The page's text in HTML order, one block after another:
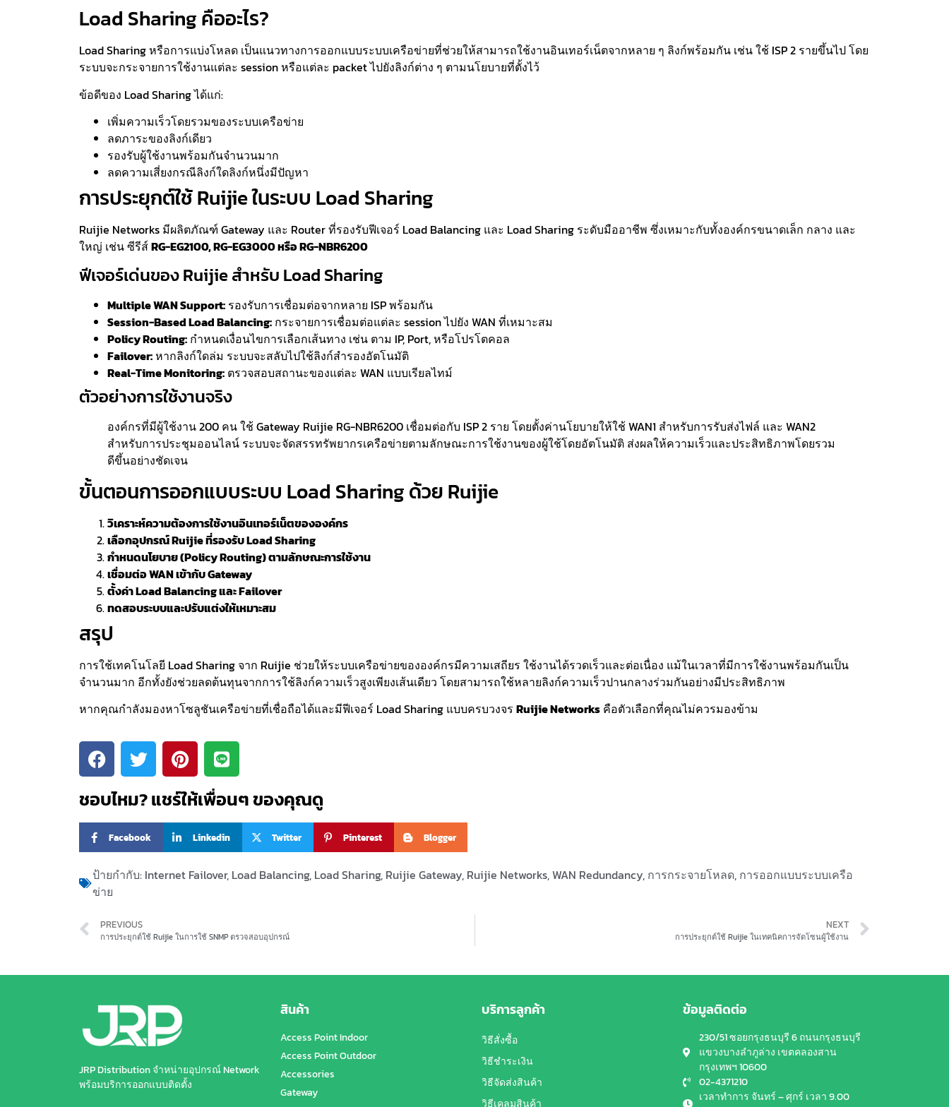
Load Sharing คืออะไร?
Load Sharing หรือการแบ่งโหลด เป็นแนวทางการออกแบบระบบเครือข่ายที่ช่วยให้สามารถใช้งานอินเทอร์เน็ตจากหลาย ๆ ลิงก์พร้อมกัน เช่น ใช้ ISP 2 รายขึ้นไป โดย
ระบบจะกระจายการใช้งานแต่ละ session หรือแต่ละ packet ไปยังลิงก์ต่าง ๆ ตามนโยบายที่ตั้งไว้
ข้อดีของ Load Sharing ได้แก่:
เพิ่มความเร็วโดยรวมของระบบเครือข่าย
ลดภาระของลิงก์เดียว
รองรับผู้ใช้งานพร้อมกันจำนวนมาก
ลดความเสี่ยงกรณีลิงก์ใดลิงก์หนึ่งมีปัญหา
การประยุกต์ใช้ Ruijie ในระบบ Load Sharing
Ruijie Networks มีผลิตภัณฑ์ Gateway และ Router ที่รองรับฟีเจอร์ Load Balancing และ Load Sharing ระดับมืออาชีพ ซึ่งเหมาะกับทั้งองค์กรขนาดเล็ก กลาง และ
ใหญ่ เช่น ซีรีส์RG-EG2100, RG-EG3000 หรือ RG-NBR6200
ฟีเจอร์เด่นของ Ruijie สำหรับ Load Sharing
Multiple WAN Support: รองรับการเชื่อมต่อจากหลาย ISP พร้อมกัน
Session-Based Load Balancing: กระจายการเชื่อมต่อแต่ละ session ไปยัง WAN ที่เหมาะสม
Policy Routing: กำหนดเงื่อนไขการเลือกเส้นทาง เช่น ตาม IP, Port, หรือโปรโตคอล
Failover:หากลิงก์ใดล่ม ระบบจะสลับไปใช้ลิงก์สำรองอัตโนมัติ
Real-Time Monitoring: ตรวจสอบสถานะของแต่ละ WAN แบบเรียลไทม์
ตัวอย่างการใช้งานจริง
องค์กรที่มีผู้ใช้งาน 200 คน ใช้ Gateway Ruijie RG-NBR6200 เชื่อมต่อกับ ISP 2 ราย โดยตั้งค่านโยบายให้ใช้ WAN1 สำหรับการรับส่งไฟล์ และ WAN2
สำหรับการประชุมออนไลน์ ระบบจะจัดสรรทรัพยากรเครือข่ายตามลักษณะการใช้งานของผู้ใช้โดยอัตโนมัติ ส่งผลให้ความเร็วและประสิทธิภาพโดยรวม
ดีขึ้นอย่างชัดเจน
ขั้นตอนการออกแบบระบบ Load Sharing ด้วย Ruijie
วิเคราะห์ความต้องการใช้งานอินเทอร์เน็ตขององค์กร
เลือกอุปกรณ์ Ruijie ที่รองรับ Load Sharing
กำหนดนโยบาย (Policy Routing) ตามลักษณะการใช้งาน
เชื่อมต่อ WAN เข้ากับ Gateway
ตั้งค่า Load Balancing และ Failover
ทดสอบระบบและปรับแต่งให้เหมาะสม
สรุป
การใช้เทคโนโลยี Load Sharing จาก Ruijie ช่วยให้ระบบเครือข่ายขององค์กรมีความเสถียร ใช้งานได้รวดเร็วและต่อเนื่อง แม้ในเวลาที่มีการใช้งานพร้อมกันเป็น
จำนวนมาก อีกทั้งยังช่วยลดต้นทุนจากการใช้ลิงก์ความเร็วสูงเพียงเส้นเดียว โดยสามารถใช้หลายลิงก์ความเร็วปานกลางร่วมกันอย่างมีประสิทธิภาพ
หากคุณกำลังมองหาโซลูชันเครือข่ายที่เชื่อถือได้และมีฟีเจอร์ Load Sharing แบบครบวงจร Ruijie Networks คือตัวเลือกที่คุณไม่ควรมองข้าม
ชอบไหม? แชร์ให้เพื่อนๆ ของคุณดู
Facebook Linkedin Twitter Pinterest Blogger
ป้ายกำกับ: Internet Failover, Load Balancing, Load Sharing, Ruijie Gateway, Ruijie Networks,WAN Redundancy, การกระจายโหลด, การออกแบบระบบเครือ
ข่าย
PREVIOUS
การประยุกต์ใช้ Ruijie ในการใช้ SNMP ตรวจสอบอุปกรณ์
NEXT
การประยุกต์ใช้ Ruijie ในเทคนิคการจัดโซนผู้ใช้งาน
JRP Distribution จำหน่ายอุปกรณ์ Network
พร้อมบริการออกแบบติดตั้ง
สินค้า
Access Point Indoor
Access Point Outdoor
Accessories
Gateway
บริการลูกค้า
วิธีสั่งซื้อ
วิธีชำระเงิน
วิธีจัดส่งสินค้า
ข้อมูลติดต่อ
230/51 ซอยกรุงธนบุรี 6 ถนนกรุงธนบุรี
แขวงบางลำภูล่าง เขตคลองสาน
กรุงเทพฯ 10600
02-4371210
เวลาทำการ จันทร์ – ศุกร์ เวลา 9.00